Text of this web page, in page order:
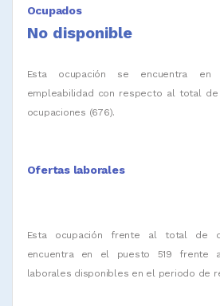
Ocupados
No disponible
Esta ocupación se encuentra
empleabilidad con respecto al total
ocupaciones (676).
Ofertas laborales
Esta ocupación frente al total de
encuentra en el puesto 519 frente
laborales disponibles en el periodo de